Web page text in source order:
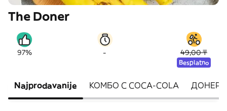
The Doner
97% - 49,00 ₸
Besplatno
Najprodavanije КОМБО С COCA-COLA ДОНЕРЫ